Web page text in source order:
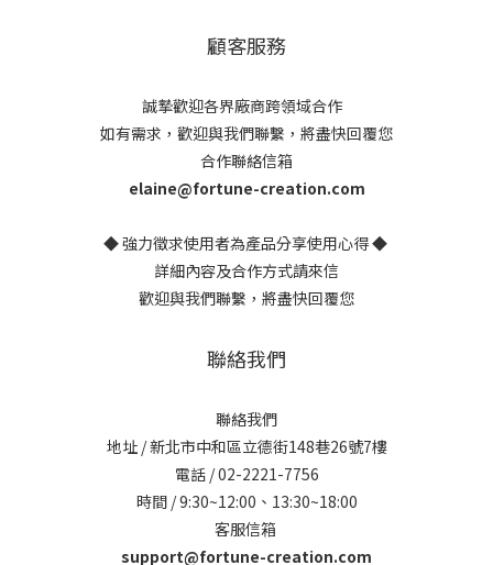
顧客服務
誠摯歡迎各界廠商跨領域合作
如有需求，歡迎與我們聯繫，將盡快回覆您
合作聯絡信箱
elaine@fortune-creation.com
◆ 強力徵求使用者為產品分享使用心得 ◆
詳細內容及合作方式請來信
歡迎與我們聯繫，將盡快回覆您
聯絡我們
聯絡我們
地址 / 新北市中和區立德街148巷26號7樓
電話 / 02-2221-7756
時間 / 9:30~12:00、13:30~18:00
客服信箱
support@fortune-creation.com